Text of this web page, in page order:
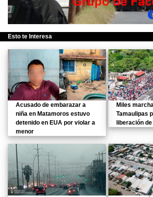
Esto te Interesa
Acusado de embarazar a
niña en Matamoros estuvo
detenido en EUA por violar a
menor
Miles
Tamaulipas
liberación